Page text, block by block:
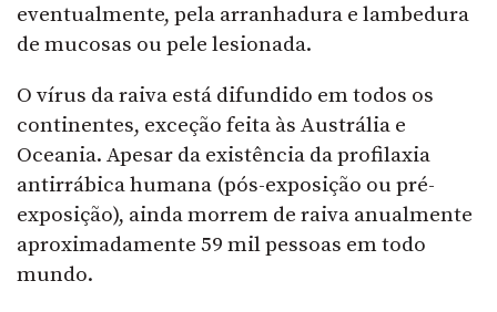
eventualmente, pela arranhadura e lambedura
de mucosas ou pele lesionada.
O vírus da raiva está difundido em todos os
continentes, exceção feita às Austrália e
Oceania. Apesar da existência da profilaxia
antirrábica humana (pós-exposição ou pré-
exposição), ainda morrem de raiva anualmente
aproximadamente 59 mil pessoas em todo
mundo.